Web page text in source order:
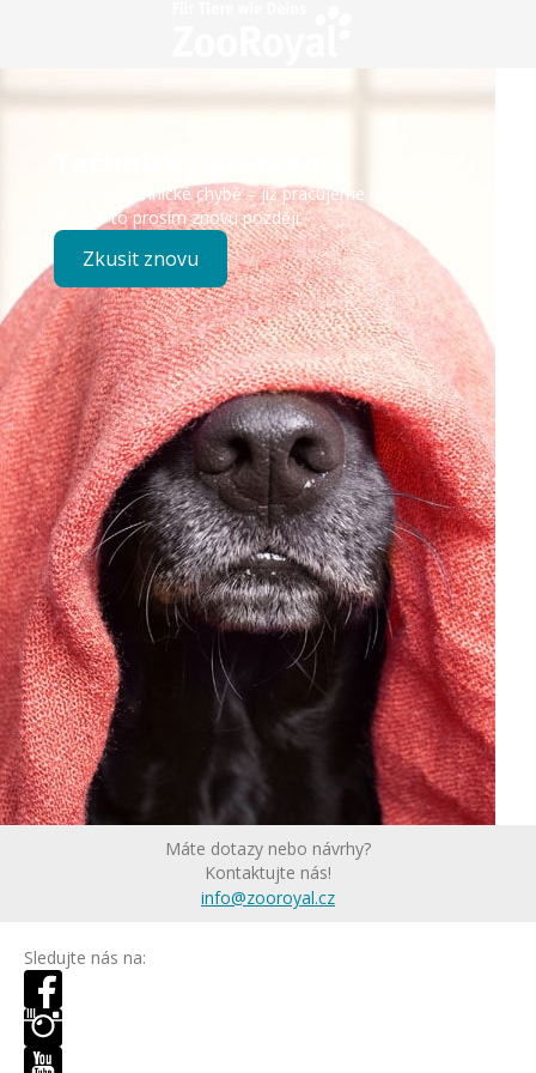
Došlo k technické chybě – již pracujeme na opravě.
Zkuste to prosím znovu později.
Zkusit znovu
Máte dotazy nebo návrhy?
Kontaktujte nás!
info@zooroyal.cz
Sledujte nás na: